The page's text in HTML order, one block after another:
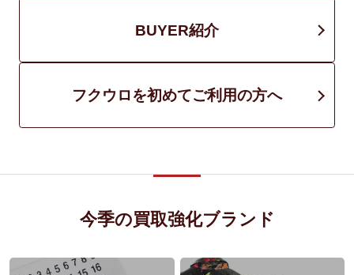
BUYER紹介
フクウロを初めてご利用の方へ
今季の買取強化ブランド